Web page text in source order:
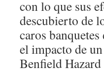
con lo que sus
descubierto de
caros
el impacto de
Benfield Hazard